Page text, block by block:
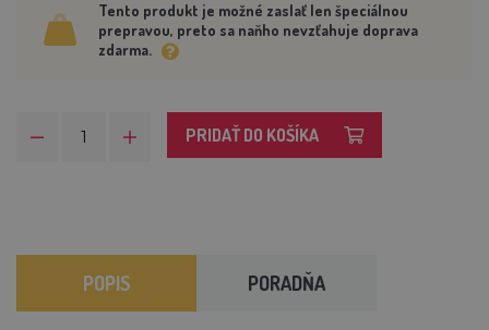
Tento produkt je možné zaslať len špeciálnou
prepravou, preto sa naňho nevzťahuje doprava
zdarma.
PRIDAŤ DO KOŠÍKA
POPIS PORADŇA